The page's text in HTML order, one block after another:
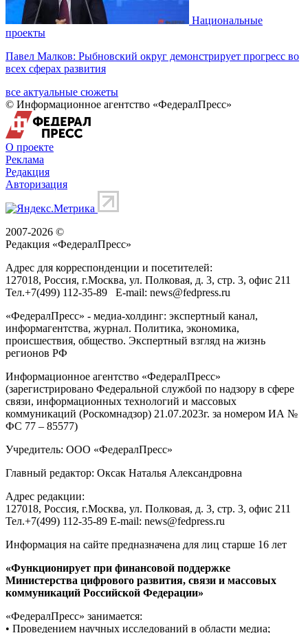
Национальные
проекты
Павел Малков: Рыбновский округ демонстрирует прогресс во
всех сферах развития
все актуальные сюжеты
© Информационное агентство «ФедералПресс»
О проекте
Реклама
Редакция
Авторизация
2007-2026 ©
Редакция «ФедералПресс»
Адрес для корреспонденции и посетителей:
127018, Россия, г.Москва, ул. Полковая, д. 3, стр. 3, офис 211
Тел.+7(499) 112-35-89 E-mail: news@fedpress.ru
«ФедералПресс» - медиа-холдинг: экспертный канал,
информагентства, журнал. Политика, экономика,
происшествия, общество. Экспертный взгляд на жизнь
регионов РФ
Информационное агентство «ФедералПресс»
(зарегистрировано Федеральной службой по надзору в сфере
связи, информационных технологий и массовых
коммуникаций (Роскомнадзор) 21.07.2023г. за номером ИА №
ФС 77 – 85577)
Учредитель: ООО «ФедералПресс»
Главный редактор: Оксак Наталья Александровна
Адрес редакции:
127018, Россия, г.Москва, ул. Полковая, д. 3, стр. 3, офис 211
Тел.+7(499) 112-35-89 E-mail: news@fedpress.ru
Информация на сайте предназначена для лиц старше 16 лет
«Функционирует при финансовой поддержке
Министерства цифрового развития, связи и массовых
коммуникаций Российской Федерации»
«ФедералПресс» занимается:
• Проведением научных исследований в области медиа;